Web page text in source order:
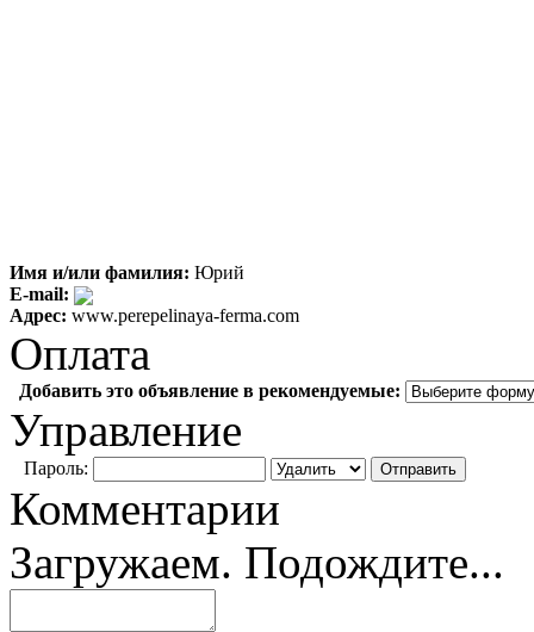
Имя и/или фамилия: Юрий
E-mail:
Адрес: www.perepelinaya-ferma.com
Оплата
Добавить это объявление в рекомендуемые:
Управление
Пароль:
Комментарии
Загружаем. Подождите...